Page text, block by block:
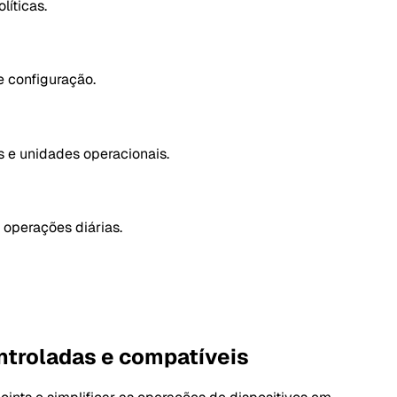
configuração.
unidades operacionais.
diárias.
e compatíveis